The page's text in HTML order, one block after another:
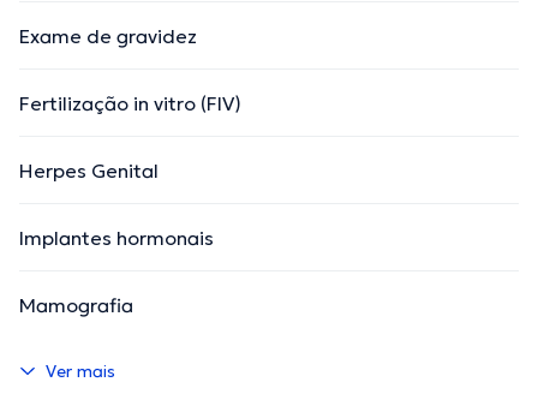
Exame de gravidez
Fertilização in vitro (FIV)
Herpes Genital
Implantes hormonais
Mamografia
Ver mais